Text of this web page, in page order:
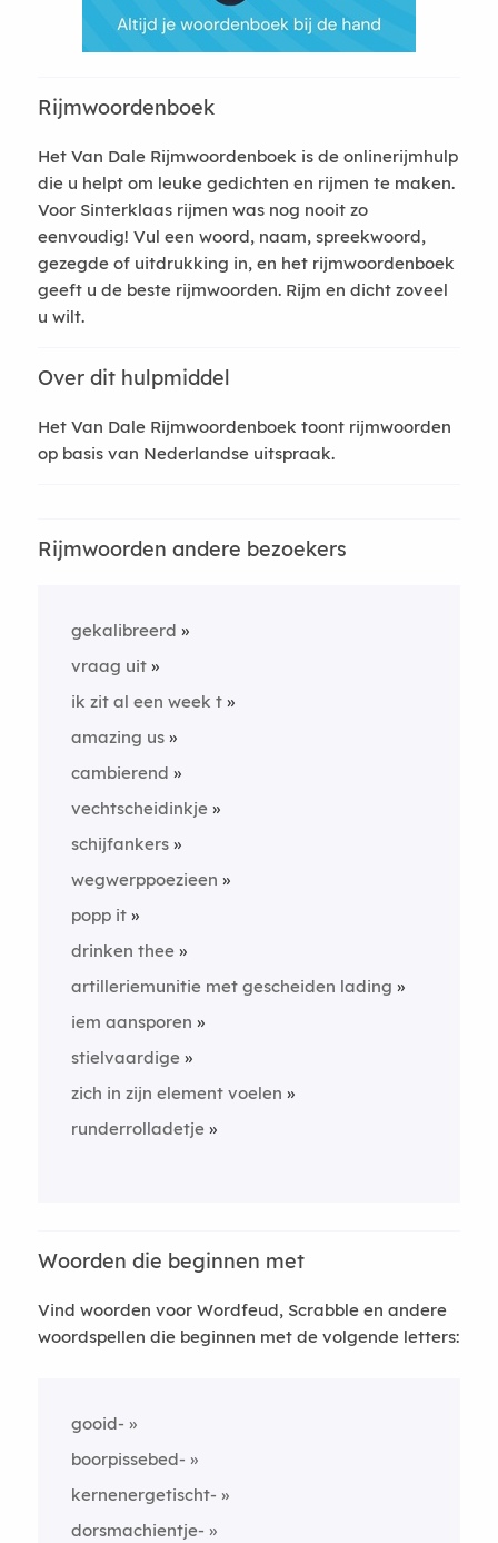
Rijmwoordenboek
Het Van Dale Rijmwoordenboek is de onlinerijmhulp
die u helpt om leuke gedichten en rijmen te maken.
Voor Sinterklaas rijmen was nog nooit zo
eenvoudig! Vul een woord, naam, spreekwoord,
gezegde of uitdrukking in, en het rijmwoordenboek
geeft u de beste rijmwoorden. Rijm en dicht zoveel
u wilt.
Over dit hulpmiddel
Het Van Dale Rijmwoordenboek toont rijmwoorden
op basis van Nederlandse uitspraak.
Rijmwoorden andere bezoekers
gekalibreerd
vraag uit
ik zit al een week t
amazing us
cambierend
vechtscheidinkje
schijfankers
wegwerppoezieen
popp it
drinken thee
artilleriemunitie met gescheiden lading
iem aansporen
stielvaardige
zich in zijn element voelen
runderrolladetje
Woorden die beginnen met
Vind woorden voor Wordfeud, Scrabble en andere
woordspellen die beginnen met de volgende letters:
gooid-
boorpissebed-
kernenergetischt-
dorsmachientje-